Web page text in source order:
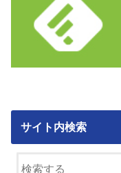
サイト内検索